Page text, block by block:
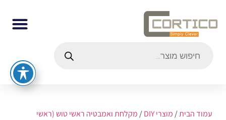
עמוד הבית/מוצרי DIY /מקלחת ואמבטיה ראשי טוש (ראשי